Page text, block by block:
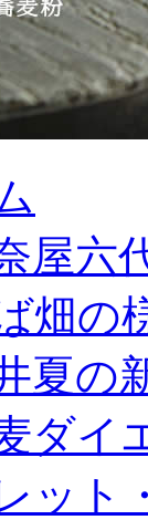
屋六
畑の
夏の
ダイ
ット